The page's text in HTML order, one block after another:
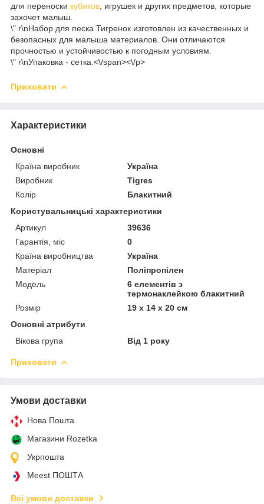
для переноски кубиков , игрушек и других предметов, которые
захочет малыш.
\" r\nНабор для песка Тигренок изготовлен из качественных и
безопасных для малыша материалов. Они отличаются
прочностью и устойчивостью к погодным условиям.
\" r\nУпаковка - сетка.<\/span><\/p>
Приховати
Характеристики
Основні
Країна виробник
Україна
Виробник
Tigres
Колір
Блакитний
Користувальницькі характеристики
Артикул
39636
Гарантія, міс
0
Країна виробництва
Україна
Матеріал
Поліпропілен
Мoдель
6 елементів з
термонаклейкою блакитний
Розмір
19 х 14 х 20 см
Основні атрибути
Вікова група
Від 1 року
Приховати
Умови доставки
Нова Пошта
Магазини Rozetka
Укрпошта
Meest ПОШТА
Всі умови доставки